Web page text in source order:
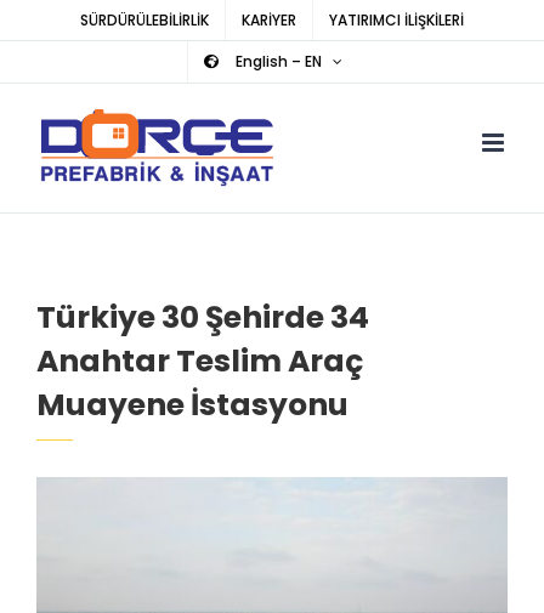
SÜRDÜRÜLEBİLİRLİK KARİYER
YATIRIMCI İLİŞKİLERİ
English – EN
Türkiye 30 Şehirde 34
Anahtar Teslim Araç
Muayene İstasyonu